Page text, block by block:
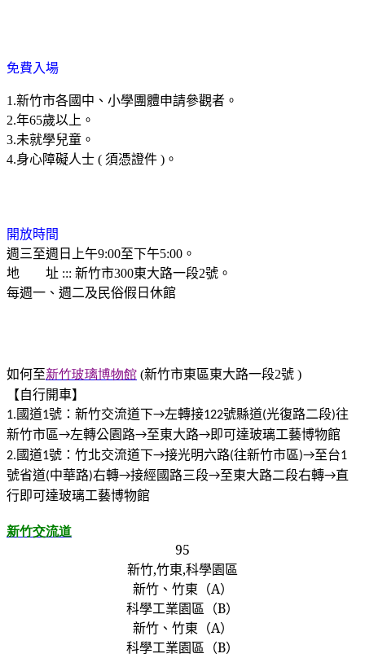
免費入場
1.新竹市各國中、小學團體申請參觀者。
2.年65歲以上。
3.未就學兒童。
4.身心障礙人士 ( 須憑證件 ) 。
開放時間
週三至週日上午9:00至下午5:00 。
地 址 ::: 新竹市300東大路一段2號。
每週一、週二及民俗假日休館
如何至新竹玻璃博物館 (新竹市東區東大路一段2號 ‎ )
【自行開車】
1.國道1號：新竹交流道下→左轉接122號縣道(光復路二段)往
新竹市區→左轉公園路→至東大路→即可達玻璃工藝博物館
2.國道1號：竹北交流道下→接光明六路(往新竹市區)→至台1
號省道(中華路)右轉→接經國路三段→至東大路二段右轉→直
行即可達玻璃工藝博物館
新竹交流道
95
新竹,竹東,科學園區
新竹、竹東（A）
科學工業園區（B）
新竹、竹東（A）
科學工業園區（B）